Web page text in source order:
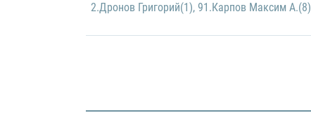
2.Дронов Григорий(1), 91.Карпов Максим А.(8)